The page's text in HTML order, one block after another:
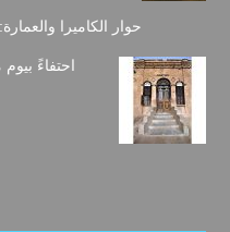
حوار الكاميرا